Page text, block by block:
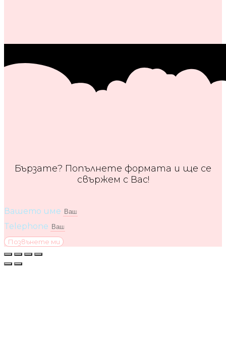
Бързате? Попълнете формата и ще се
свържем с Вас!
Вашето име
Telephone
Позвънете ми